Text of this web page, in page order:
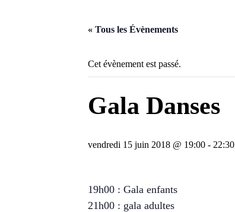
« Tous les Évènements
Cet évènement est passé.
Gala Danses
vendredi 15 juin 2018 @ 19:00 - 22:30
19h00 : Gala enfants
21h00 : gala adultes